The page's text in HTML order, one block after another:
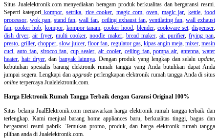
Situs Jualelektronik.com menyediakan beragam produk berkualitas dan bergaransi resmi.
Seperti kategori kompor,setrika, rice cooker, magic com,oven, magic jar, kettle,food
processor,wok pan,stand fan,wall fan, ceiling exhaust fan, ventilating fan, wall exhaust
fan,cooker hob, kompor, kompor tanam,cooker hood, blender, cookware set,dispenser,
dish dryer,air fryer,multi cooker,noodle maker, bread maker, air purifier, frying pan,
presto,griller,chopper,slow juicer,floor fan, regulator gas, kipas angin meja, mixer,mesin
cuci, auto fan, sirocco fan,cup sealer,air cooler, ceiling fan,pompa air,antenna,water
heater, hair dryer, dan banyak lainnya. Dengan produk yang lengkap dan selalu update,
kebutuhan spesialis barang elektronik rumah tangga yang Anda butuhkan dapat Anda
jumpai segera. Lengkapi danupgrade perlengkapan elektronik rumah tangga Anda di situs
online terpercaya Jualelektronik.com.
Harga Elektronik Rumah Tangga Terbaik dengan Garansi Original 100%
Situs belanjaJualElektronik.com menawarkan harga elektronik rumah tangga terbaik dan
terlengkap. Kami menjual barang home appliances baru, berkualitas tinggi, bagus dan
bergaransi resmi pabrik. Temukan promo, produk, dan harga elektronik rumah tangga
pilihan anda di Jualelektronik.com.